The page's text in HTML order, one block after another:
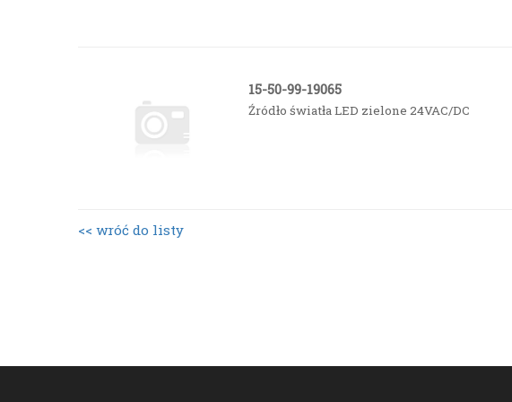
15-50-99-19065
Źródło światła LED zielone 24VAC/DC
<< wróć do listy